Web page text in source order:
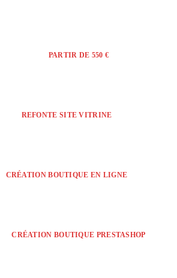
PARTIR DE 550 €
REFONTE SITE VITRINE
CRÉATION BOUTIQUE EN LIGNE
CRÉATION BOUTIQUE PRESTASHOP